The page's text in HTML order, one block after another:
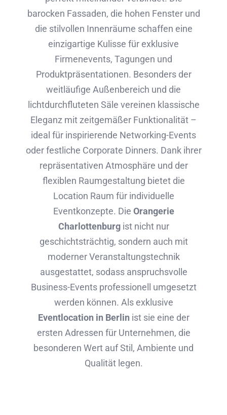
barocken Fassaden, die hohen Fenster und
die stilvollen Innenräume schaffen eine
einzigartige Kulisse für exklusive
Firmenevents, Tagungen und
Produktpräsentationen. Besonders der
weitläufige Außenbereich und die
lichtdurchfluteten Säle vereinen klassische
Eleganz mit zeitgemäßer Funktionalität –
ideal für inspirierende Networking-Events
oder festliche Corporate Dinners. Dank ihrer
repräsentativen Atmosphäre und der
flexiblen Raumgestaltung bietet die
Location Raum für individuelle
Eventkonzepte. Die Orangerie
Charlottenburgist nicht nur
geschichtsträchtig, sondern auch mit
moderner Veranstaltungstechnik
ausgestattet, sodass anspruchsvolle
Business-Events professionell umgesetzt
werden können. Als exklusive
Eventlocation in Berlin ist sie eine der
ersten Adressen für Unternehmen, die
besonderen Wert auf Stil, Ambiente und
Qualität legen.